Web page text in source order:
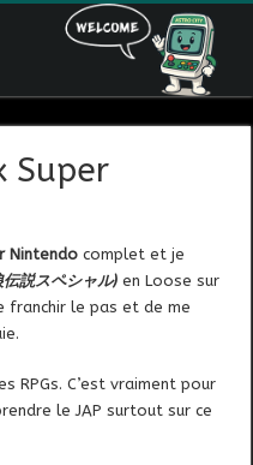
Super
Nintendo complet et je
伝説スペシャル) en Loose sur
franchir le pas et de me
RPGs. C’est vraiment pour
le JAP surtout sur ce